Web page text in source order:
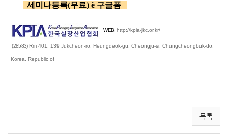
세미나등록(무료) è 구글폼
WEB.http://kpia-jkc.or.kr/
(28583)Rm 401, 139 Jukcheon-ro, Heungdeok-gu, Cheongju-si, Chungcheongbuk-do,
Korea, Republic of
목록